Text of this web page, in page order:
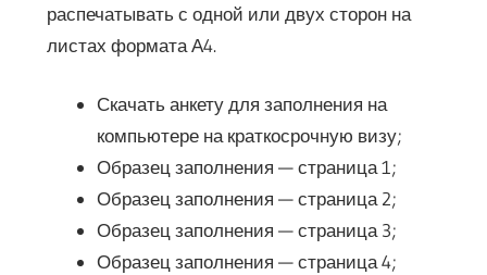
распечатывать с одной или двух сторон на
листах формата А4.
Скачать анкету для заполнения на
компьютере на краткосрочную визу;
Образец заполнения — страница 1;
Образец заполнения — страница 2;
Образец заполнения — страница 3;
Образец заполнения — страница 4;